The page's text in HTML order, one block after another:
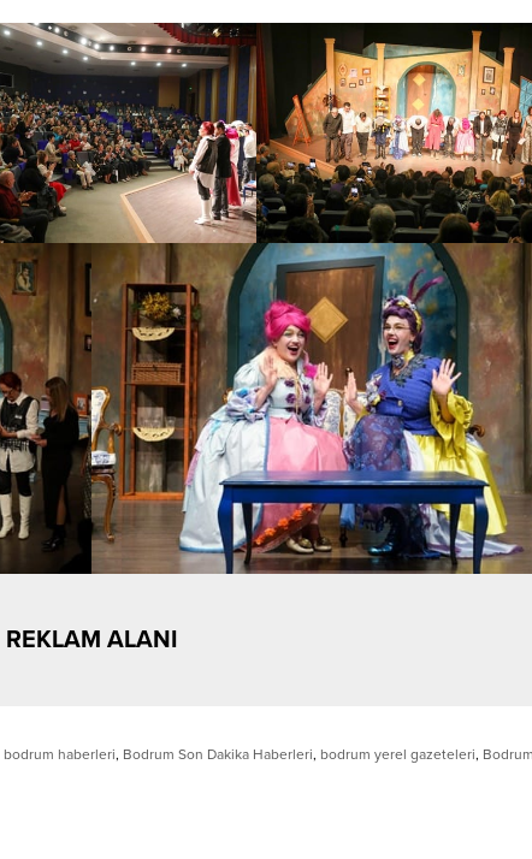
REKLAM ALANI
bodrum haberleri, Bodrum Son Dakika Haberleri, bodrum yerel gazeteleri,